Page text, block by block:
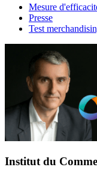
Mesure
Presse
Test
Institut du